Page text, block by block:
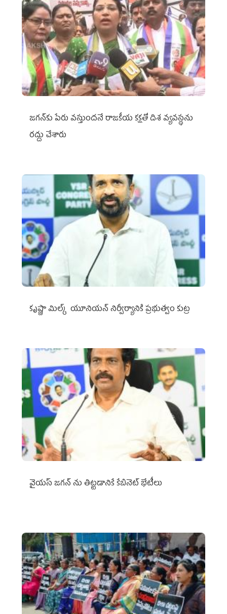
జగన్‌కు పేరు వస్తుందనే రాజకీయ కక్షతో దిశ వ్య‌వ‌స్థ‌ను
రద్దు చేశారు
కృష్ణా మిల్క్‌ యూనియన్‌ నిర్వీర్యానికి ప్రభుత్వం కుట్ర
వైయ‌స్ జగన్‌ ను తిట్టడానికే కేబినెట్‌ భేటీలు